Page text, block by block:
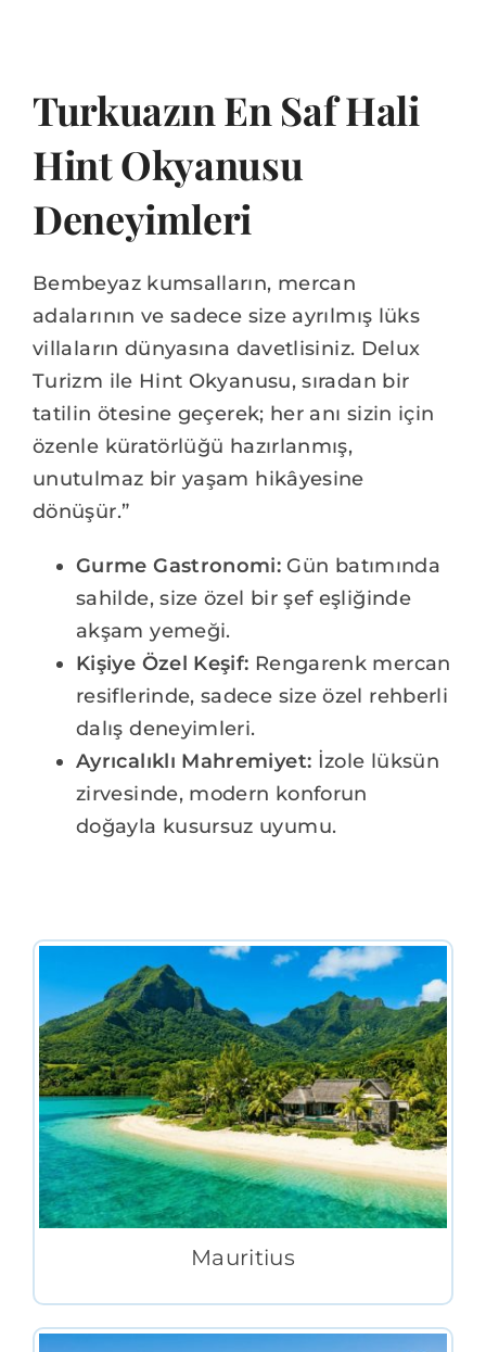
Turkuazın En Saf Hali
Hint Okyanusu
Deneyimleri
Bembeyaz kumsalların, mercan
adalarının ve sadece size ayrılmış lüks
villaların dünyasına davetlisiniz. Delux
Turizm ile Hint Okyanusu, sıradan bir
tatilin ötesine geçerek; her anı sizin için
özenle küratörlüğü hazırlanmış,
unutulmaz bir yaşam hikâyesine
dönüşür.”
Gurme Gastronomi: Gün batımında
sahilde, size özel bir şef eşliğinde
akşam yemeği.
Kişiye Özel Keşif: Rengarenk mercan
resiflerinde, sadece size özel rehberli
dalış deneyimleri.
Ayrıcalıklı Mahremiyet: İzole lüksün
zirvesinde, modern konforun
doğayla kusursuz uyumu.
Mauritius